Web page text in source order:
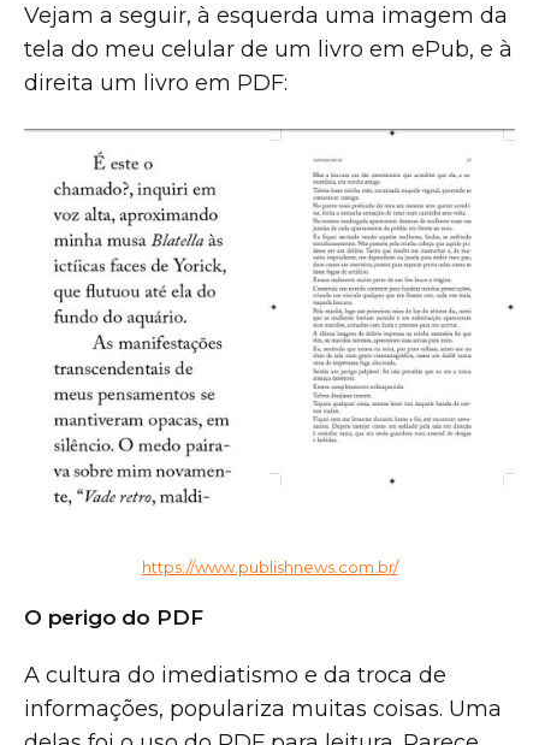
Vejam a seguir, à esquerda uma imagem da
tela do meu celular de um livro em ePub, e à
direita um livro em PDF:
https://www.publishnews.com.br/
O perigo do PDF
A cultura do imediatismo e da troca de
informações, populariza muitas coisas. Uma